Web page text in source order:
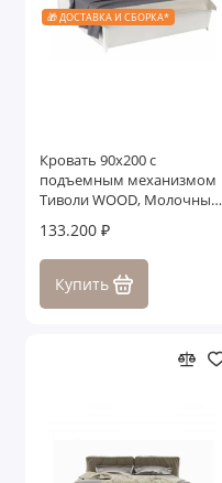
🎁 ДОСТАВКА И СБОРКА*
Кровать 90x200 с
подъемным механизмом
Тиволи WOOD, Молочный/
133.200 ₽
Купить